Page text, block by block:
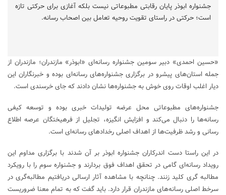
جشنواره ابوذر پایان رقابتی مطبوعاتی نیست بلکه آغازی برای حرکتی تازه
است؛ حرکتی در راستای تقویت روحیه تعامل بین اصحاب رسانه.
«حسین احمدی» دبیر سومین جشنواره رسانه‌ای «ابوذر» مازندران؛ مازندران از
جمله استان‌های پیشرو در برگزاری جشنواره‌های رسانه‌ای بوده و خبرنگاران این
دیار اغلب اوقات روی خوش به جشنواره‌ها نشان دادند که جای خرسندی است.
جشنواره‌های مطبوعاتی محل عرضه تولیدات خبری بوده و توسعه کیفی
رسانه‌ها را دنبال می‌کند و افزایش انگیزه، تجلیل از فرهیختگان عرصه اطلاع
رسانی و رشد ظرفیت‌ها از اهداف اصلی رخداد‌های رسانه‌ای است.
در این راستا دست اندرکاران جشنواره ابوذر بر آن شدند با برگزاری مداوم این
رویداد رسانه‌ای گامی در تحقق اهداف فوق بردارند و جشنواره سوم را با رویکرد
مطالبه گری کلید زنند. چنانچه با مشاهده آثار ارسالی دریافتیم مطالبه‌گری در
سرخط اصلی رسانه‌های مازندران قرار دارد. باید گفت که به تمام معنا ضروریست